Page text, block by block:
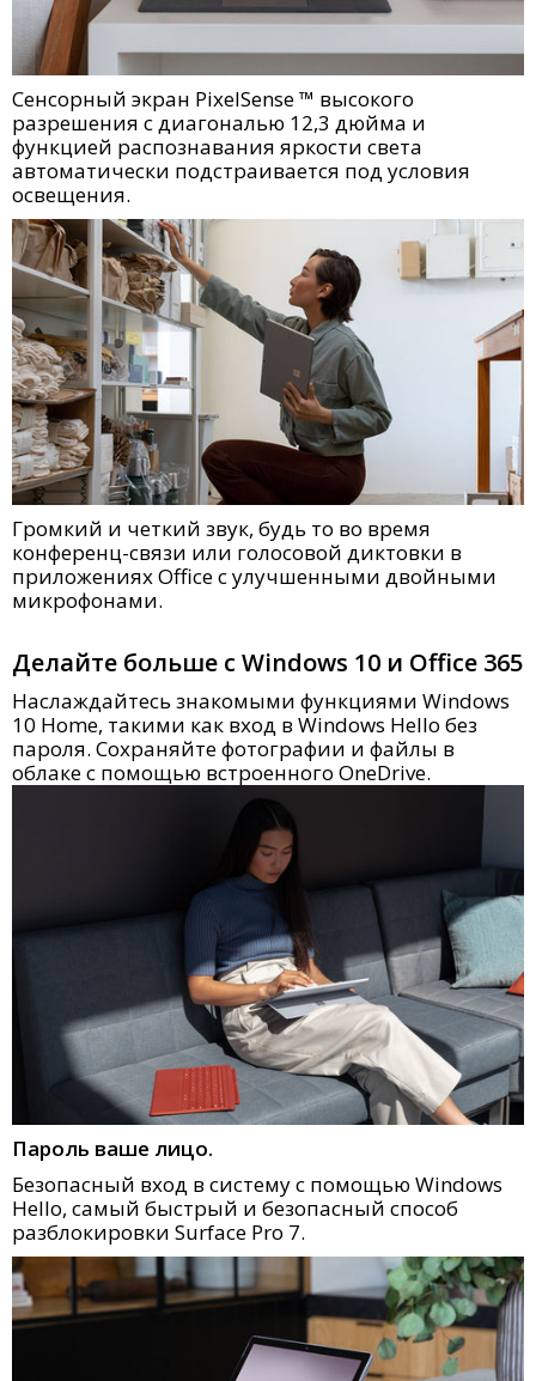
Сенсорный экран PixelSense ™ высокого
разрешения с диагональю 12,3 дюйма и
функцией распознавания яркости света
автоматически подстраивается под условия
освещения.
Громкий и четкий звук, будь то во время
конференц-связи или голосовой диктовки в
приложениях Office с улучшенными двойными
микрофонами.
Делайте больше с Windows 10 и Office 365
Наслаждайтесь знакомыми функциями Windows
10 Home, такими как вход в Windows Hello без
пароля. Сохраняйте фотографии и файлы в
облаке с помощью встроенного OneDrive.
Пароль ваше лицо.
Безопасный вход в систему с помощью Windows
Hello, самый быстрый и безопасный способ
разблокировки Surface Pro 7.